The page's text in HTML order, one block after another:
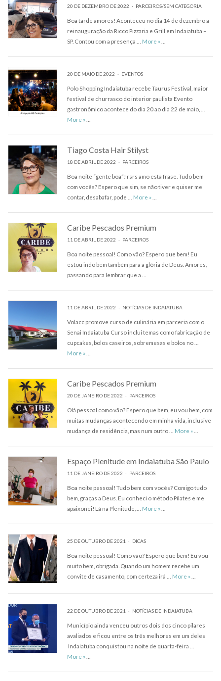
20 DE DEZEMBRO DE 2022 PARCEIROS/SEM CATEGORIA
Boa tarde amores! Aconteceu no dia 14 de dezembro a
reinauguração da Ricco Pizzaria e Grill em Indaiatuba –
SP. Contou com a presença … More Conheça a Ricco
»…
20 DE MAIO DE 2022 EVENTOS
Polo Shopping Indaiatuba recebe Taurus Festival, maior
festival de churrasco do interior paulista Evento
gastronômico acontece do dia 20 ao dia 22 de maio, …
More »…
Tiago Costa Hair Stilyst
18 DE ABRIL DE 2022 PARCEIROS
Boa noite “gente boa”! rsrs amo esta frase. Tudo bem
com vocês? Espero que sim, se não tiver e quiser me
contar, desabafar, pode … More Tiago Costa Hair Stilyst
»…
Caribe Pescados Premium
11 DE ABRIL DE 2022 PARCEIROS
Boa noite pessoal! Como vão? Espero que bem! Eu
estou indo bem também para a glória de Deus. Amores,
passando para lembrar que a …
11 DE ABRIL DE 2022 NOTÍCIAS DE INDAIATUBA
Volacc promove curso de culinária em parceria com o
Senai Indaiatuba Curso inclui temas como fabricação de
cupcakes, bolos caseiros, sobremesas e bolos no …
More »…
Caribe Pescados Premium
20 DE JANEIRO DE 2022 PARCEIROS
Olá pessoal como vão? Espero que bem, eu vou bem, com
muitas mudanças acontecendo em minha vida, inclusive
mudança de residência, mas num outro … More Caribe
»…
Espaço Plenitude em Indaiatuba São Paulo
11 DE JANEIRO DE 2022 PARCEIROS
Boa noite pessoal! Tudo bem com vocês? Comigo tudo
bem, graças a Deus. Eu conheci o método Pilates e me
apaixonei! Lá na Plenitude, … More Espaço Plenitude em
»…
25 DE OUTUBRO DE 2021 DICAS
Boa noite pessoal! Como vão? Espero que bem! Eu vou
muito bem, obrigada. Quando um homem recebe um
convite de casamento, com certeza irá … More »…
22 DE OUTUBRO DE 2021 NOTÍCIAS DE INDAIATUBA
Município ainda venceu outros dois dos cinco pilares
avaliados e ficou entre os três melhores em um deles
Indaiatuba conquistou na noite de quarta-feira …
More »…